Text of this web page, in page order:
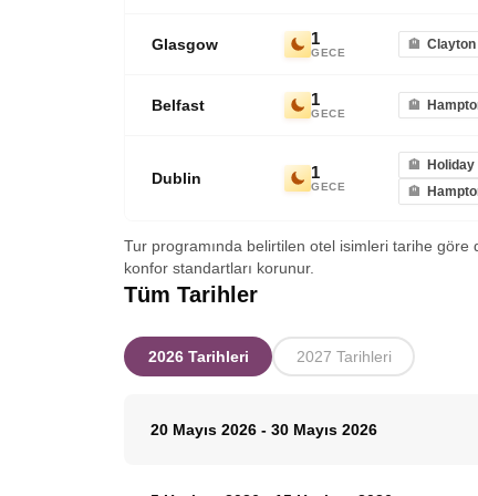
Glasgow 1
GECE
Clayton
Belfast 1
GECE
Dublin 1
GECE
Tur programında belirtilen otel isimleri tarihe
konfor standartları korunur.
Tüm Tarihler
2026 Tarihleri 2027 Tarihleri
20 Mayıs 2026 - 30 Mayıs 2026